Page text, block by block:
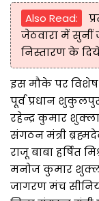
Also Read:
जेठवारा में सुनीं
निस्तारण के
इस मौके पर विशेष
पूर्व प्रधान
रहेन्द्र कुमार
संगठन मंत्री
राजू बाबा हर्षित
मनोज कुमार शुक्ला
जागरण मंच